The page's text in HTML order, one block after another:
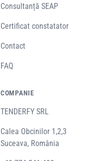
Consultanță SEAP
Certificat constatator
Contact
FAQ
COMPANIE
TENDERFY SRL
Calea Obcinilor 1,2,3
Suceava, România